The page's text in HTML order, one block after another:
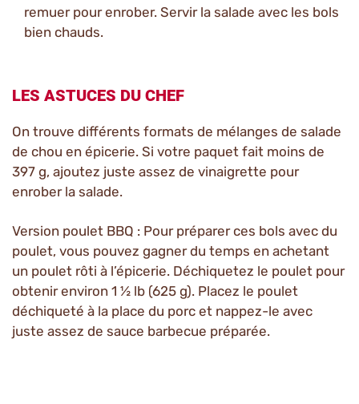
remuer pour enrober. Servir la salade avec les bols
bien chauds.
LES ASTUCES DU CHEF
On trouve différents formats de mélanges de salade
de chou en épicerie. Si votre paquet fait moins de
397 g, ajoutez juste assez de vinaigrette pour
enrober la salade.
Version poulet BBQ : Pour préparer ces bols avec du
poulet, vous pouvez gagner du temps en achetant
un poulet rôti à l’épicerie. Déchiquetez le poulet pour
obtenir environ 1 ½ lb (625 g). Placez le poulet
déchiqueté à la place du porc et nappez-le avec
juste assez de sauce barbecue préparée.